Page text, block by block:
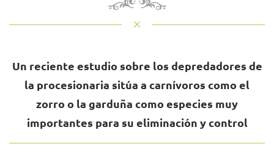
Un reciente estudio sobre los depredadores de
la procesionaria sitúa a carnívoros como el
zorro o la garduña como especies muy
importantes para su eliminación y control